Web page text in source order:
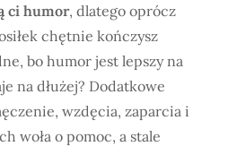
ci humor, dlatego oprócz
chętnie kończysz
bo humor jest lepszy na
na dłużej? Dodatkowe
wzdęcia, zaparcia i
woła o pomoc, a stale